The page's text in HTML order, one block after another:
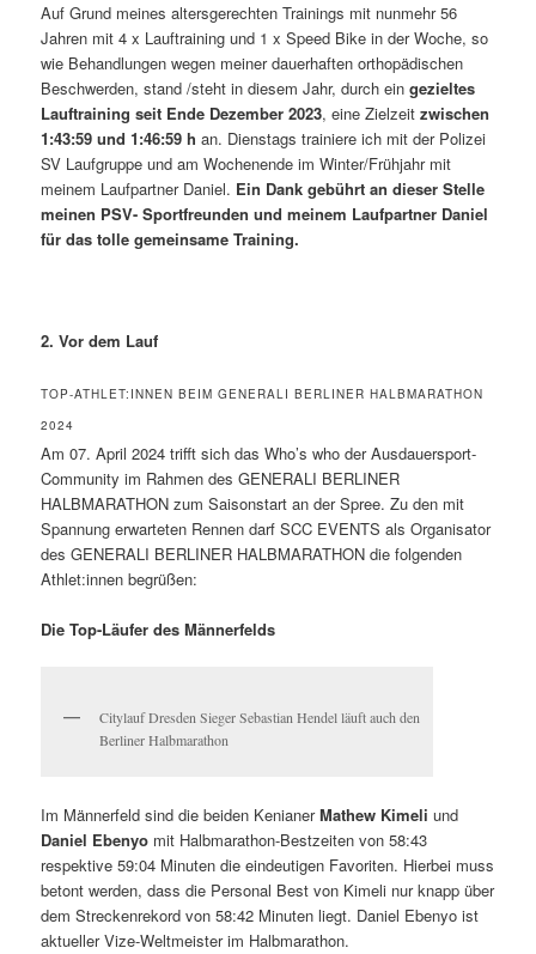
Auf Grund meines altersgerechten Trainings mit nunmehr 56
Jahren mit 4 x Lauftraining und 1 x Speed Bike in der Woche, so
wie Behandlungen wegen meiner dauerhaften orthopädischen
Beschwerden, stand /steht in diesem Jahr, durch eingezieltes
Lauftraining seit Ende Dezember 2023, eine Zielzeitzwischen
1:43:59 und 1:46:59 h an. Dienstags trainiere ich mit der Polizei
SV Laufgruppe und am Wochenende im Winter/Frühjahr mit
meinem Laufpartner Daniel. Ein Dank gebührt an dieser Stelle
meinen PSV- Sportfreunden und meinem Laufpartner Daniel
für das tolle gemeinsame Training.
2. Vor dem Lauf
TOP-ATHLET:INNEN BEIM GENERALI BERLINER HALBMARATHON
2024
Am 07. April 2024 trifft sich das Who’s who der Ausdauersport-
Community im Rahmen des GENERALI BERLINER
HALBMARATHON zum Saisonstart an der Spree. Zu den mit
Spannung erwarteten Rennen darf SCC EVENTS als Organisator
des GENERALI BERLINER HALBMARATHON die folgenden
Athlet:innen begrüßen:
Die Top-Läufer des Männerfelds
Citylauf Dresden Sieger Sebastian Hendel läuft auch den
Berliner Halbmarathon
Im Männerfeld sind die beiden KenianerMathew Kimeli und
Daniel Ebenyo mit Halbmarathon-Bestzeiten von 58:43
respektive 59:04 Minuten die eindeutigen Favoriten. Hierbei muss
betont werden, dass die Personal Best von Kimeli nur knapp über
dem Streckenrekord von 58:42 Minuten liegt. Daniel Ebenyo ist
aktueller Vize-Weltmeister im Halbmarathon.